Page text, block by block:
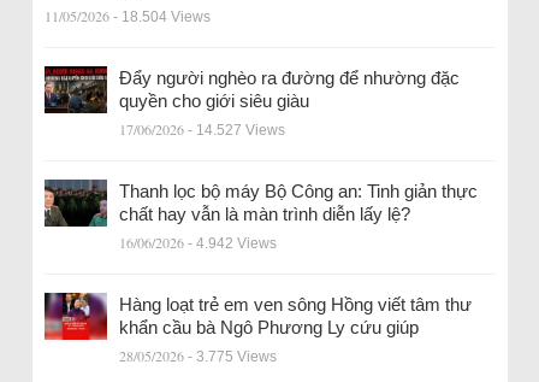
11/05/2026 - 18.504 Views
Đẩy người nghèo ra đường để nhường đặc
quyền cho giới siêu giàu
17/06/2026 - 14.527 Views
Thanh lọc bộ máy Bộ Công an: Tinh giản thực
chất hay vẫn là màn trình diễn lấy lệ?
16/06/2026 - 4.942 Views
Hàng loạt trẻ em ven sông Hồng viết tâm thư
khẩn cầu bà Ngô Phương Ly cứu giúp
28/05/2026 - 3.775 Views